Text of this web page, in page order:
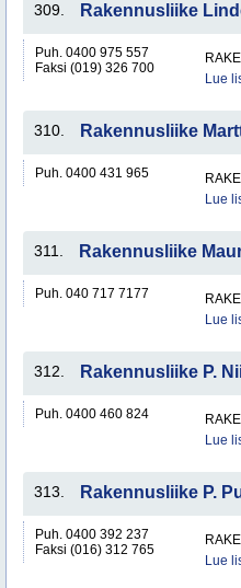
309. Rakennusliike
Puh. 0400 975 557
Faksi (019) 326 700
Lue
310. Rakennusliike
Puh. 0400 431 965
Lue
311. Rakennusliike
Puh. 040 717 7177
Lue
312. Rakennusliike P.
Puh. 0400 460 824
Lue
313. Rakennusliike P.
Puh. 0400 392 237
Faksi (016) 312 765
Lue